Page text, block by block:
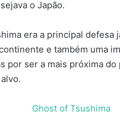
o Japão.
era a principal defesa
e também uma
por ser a mais próxima